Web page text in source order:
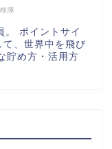
隊
。 ポイントサイ
て、世界中を飛び
貯め方・活用方